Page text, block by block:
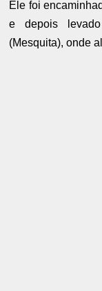
Ele foi
e depois
(Mesquita), onde